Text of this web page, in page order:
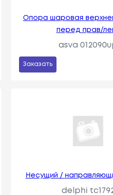
Опора шаровая
перед прав/
asva
Заказать
Несущий /
delphi